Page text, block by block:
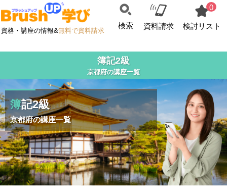
資格・講座の情報&無料で資料請求
検索 資料請求
0
検討リスト
簿記2級
京都府の講座一覧
簿記2級
京都府の講座一覧